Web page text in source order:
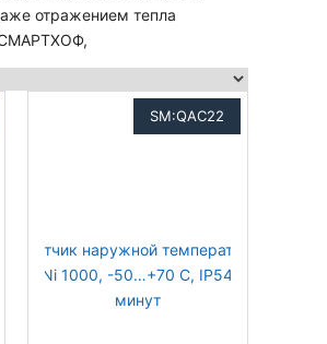
отражением тепла
СМАРТХОФ,
SM:QAC22